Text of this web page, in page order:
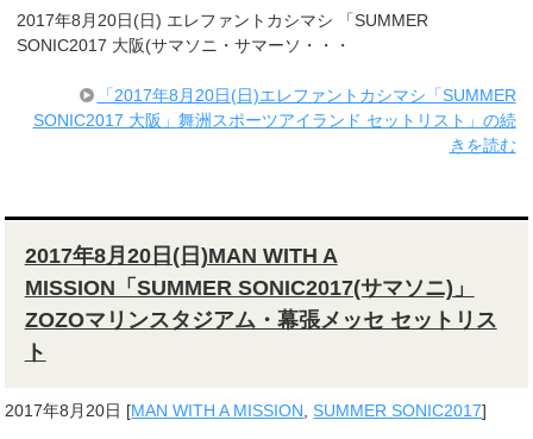
2017年8月20日(日) エレファントカシマシ 「SUMMER
SONIC2017 大阪(サマソニ・サマーソ・・・
「2017年8月20日(日)エレファントカシマシ「SUMMER
SONIC2017 大阪」舞洲スポーツアイランド セットリスト」の続
きを読む
2017年8月20日(日)MAN WITH A
MISSION「SUMMER SONIC2017(サマソニ)」
ZOZOマリンスタジアム・幕張メッセ セットリス
ト
2017年8月20日 [MAN WITH A MISSION ,SUMMER SONIC2017]